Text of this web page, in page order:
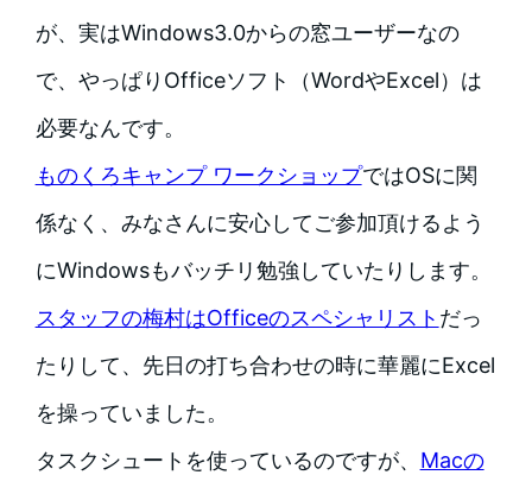
が、実はWindows3.0からの窓ユーザーなの
で、やっぱりOfficeソフト（WordやExcel）は
必要なんです。
ものくろキャンプ ワークショップではOSに関
係なく、みなさんに安心してご参加頂けるよう
にWindowsもバッチリ勉強していたりします。
スタッフの梅村はOfficeのスペシャリスト だっ
たりして、先日の打ち合わせの時に華麗にExcel
を操っていました。
タスクシュートを使っているのですが、 Macの